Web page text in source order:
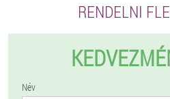
RENDELNI
Név